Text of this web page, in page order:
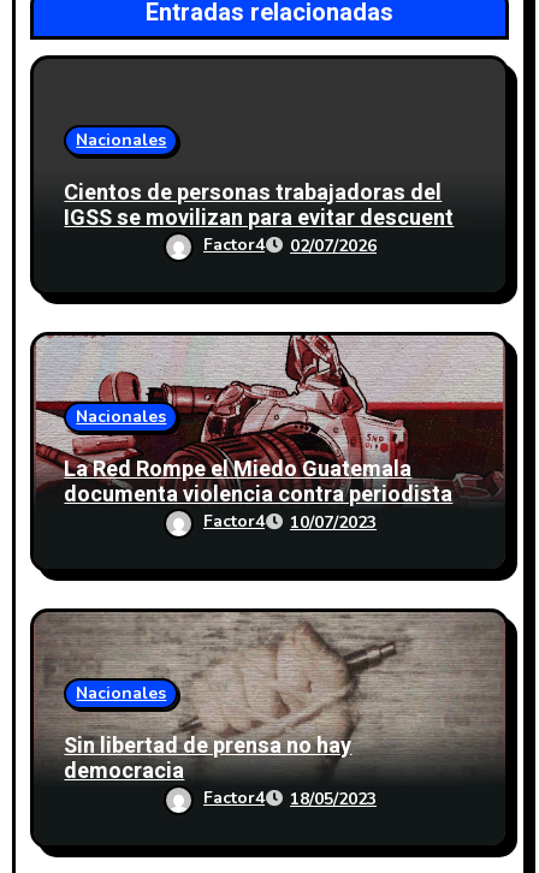
Entradas relacionadas
Nacionales
Cientos de personas trabajadoras del
IGSS se movilizan para evitar descuento
a favor del sindicato
Factor4 02/07/2026
Nacionales
La Red Rompe el Miedo Guatemala
documenta violencia contra periodistas
durante el proceso electoral
Factor4 10/07/2023
Nacionales
Sin libertad de prensa no hay
democracia
Factor4 18/05/2023